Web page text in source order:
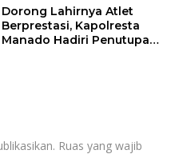
Dorong Lahirnya Atlet
Berprestasi, Kapolresta
Manado Hadiri Penutupan
Ruas yang wajib